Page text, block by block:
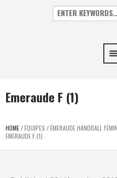
Emeraude F (1)
HOME/ÉQUIPES /ÉMERAUDE HANDBALL
EMERAUDE F (1)